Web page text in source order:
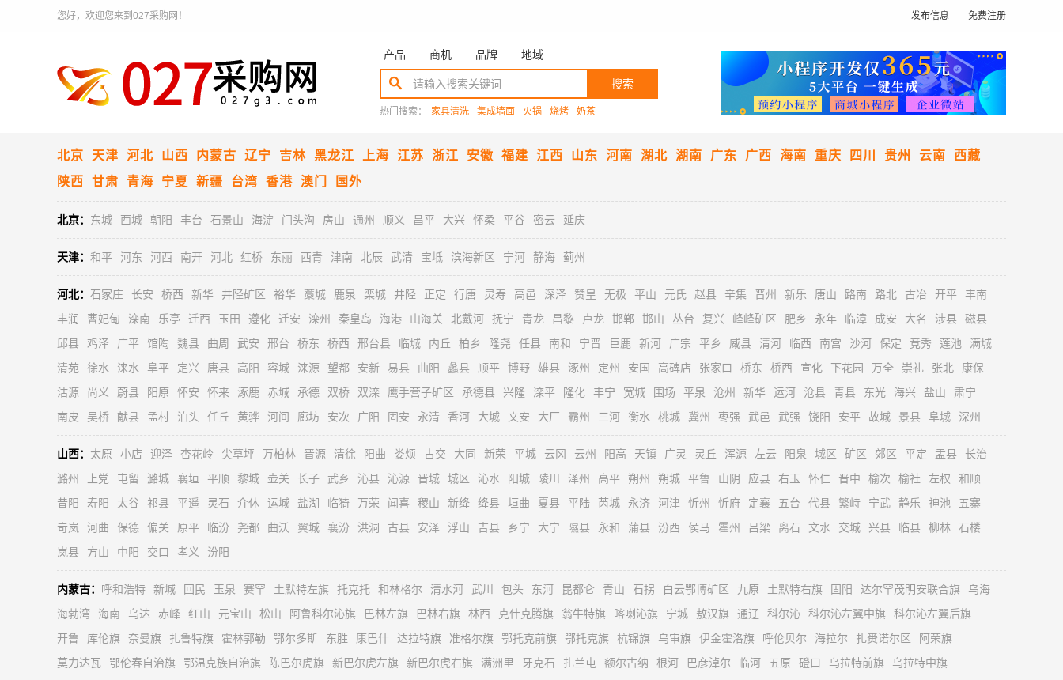
您好，欢迎您来到027采购网！ 发布信息 免费注册
产品 商机 品牌 地域
搜索
热门搜索： 家具清洗 集成墙面 火锅 烧烤 奶茶
北京 天津 河北 山西 内蒙古 辽宁 吉林 黑龙江 上海 江苏 浙江 安徽 福建 江西 山东 河南 湖北 湖南 广东 广西 海南 重庆 四川 贵州 云南
西藏
陕西
甘肃 青海 宁夏 新疆 台湾 香港 澳门 国外
北京： 东城 西城 朝阳 丰台 石景山 海淀 门头沟 房山 通州 顺义 昌平 大兴 怀柔 平谷 密云 延庆
天津： 和平 河东 河西 南开 河北 红桥 东丽 西青 津南 北辰 武清 宝坻 滨海新区 宁河 静海 蓟州
河北： 石家庄 长安 桥西 新华 井陉矿区 裕华 藁城 鹿泉 栾城 井陉 正定 行唐 灵寿 高邑 深泽 赞皇 无极 平山 元氏 赵县 辛集 晋州 新乐 唐山 路南 路北 古冶 开平
丰南
丰润
曹妃甸 滦南 乐亭 迁西 玉田 遵化 迁安 滦州 秦皇岛 海港 山海关 北戴河 抚宁 青龙 昌黎 卢龙 邯郸 邯山 丛台 复兴 峰峰矿区 肥乡 永年 临漳 成安 大名 涉县
磁县
邱县
鸡泽 广平 馆陶 魏县 曲周 武安 邢台 桥东 桥西 邢台县 临城 内丘 柏乡 隆尧 任县 南和 宁晋 巨鹿 新河 广宗 平乡 威县 清河 临西 南宫 沙河 保定 竞秀 莲池
满城
清苑
徐水 涞水 阜平 定兴 唐县 高阳 容城 涞源 望都 安新 易县 曲阳 蠡县 顺平 博野 雄县 涿州 定州 安国 高碑店 张家口 桥东 桥西 宣化 下花园 万全 崇礼 张北
康保
沽源
尚义 蔚县 阳原 怀安 怀来 涿鹿 赤城 承德 双桥 双滦 鹰手营子矿区 承德县 兴隆 滦平 隆化 丰宁 宽城 围场 平泉 沧州 新华 运河 沧县 青县 东光 海兴 盐山
肃宁
南皮
吴桥 献县 孟村 泊头 任丘 黄骅 河间 廊坊 安次 广阳 固安 永清 香河 大城 文安 大厂 霸州 三河 衡水 桃城 冀州 枣强 武邑 武强 饶阳 安平 故城 景县 阜城 深州
山西： 太原 小店 迎泽 杏花岭 尖草坪 万柏林 晋源 清徐 阳曲 娄烦 古交 大同 新荣 平城 云冈 云州 阳高 天镇 广灵 灵丘 浑源 左云 阳泉 城区 矿区 郊区 平定 盂县
长治
潞州
上党 屯留 潞城 襄垣 平顺 黎城 壶关 长子 武乡 沁县 沁源 晋城 城区 沁水 阳城 陵川 泽州 高平 朔州 朔城 平鲁 山阴 应县 右玉 怀仁 晋中 榆次 榆社 左权
和顺
昔阳
寿阳 太谷 祁县 平遥 灵石 介休 运城 盐湖 临猗 万荣 闻喜 稷山 新绛 绛县 垣曲 夏县 平陆 芮城 永济 河津 忻州 忻府 定襄 五台 代县 繁峙 宁武 静乐 神池
五寨
岢岚
河曲 保德 偏关 原平 临汾 尧都 曲沃 翼城 襄汾 洪洞 古县 安泽 浮山 吉县 乡宁 大宁 隰县 永和 蒲县 汾西 侯马 霍州 吕梁 离石 文水 交城 兴县 临县 柳林
石楼
岚县
方山 中阳 交口 孝义 汾阳
内蒙古： 呼和浩特 新城 回民 玉泉 赛罕 土默特左旗 托克托 和林格尔 清水河 武川 包头 东河 昆都仑 青山 石拐 白云鄂博矿区 九原 土默特右旗 固阳 达尔罕茂明安联合旗
乌海
海勃湾
海南 乌达 赤峰 红山 元宝山 松山 阿鲁科尔沁旗 巴林左旗 巴林右旗 林西 克什克腾旗 翁牛特旗 喀喇沁旗 宁城 敖汉旗 通辽 科尔沁 科尔沁左翼中旗
科尔沁左翼后旗
开鲁
库伦旗 奈曼旗 扎鲁特旗 霍林郭勒 鄂尔多斯 东胜 康巴什 达拉特旗 准格尔旗 鄂托克前旗 鄂托克旗 杭锦旗 乌审旗 伊金霍洛旗 呼伦贝尔 海拉尔 扎赉诺尔区
阿荣旗
莫力达瓦
鄂伦春自治旗 鄂温克族自治旗 陈巴尔虎旗 新巴尔虎左旗 新巴尔虎右旗 满洲里 牙克石 扎兰屯 额尔古纳 根河 巴彦淖尔 临河 五原 磴口 乌拉特前旗
乌拉特中旗